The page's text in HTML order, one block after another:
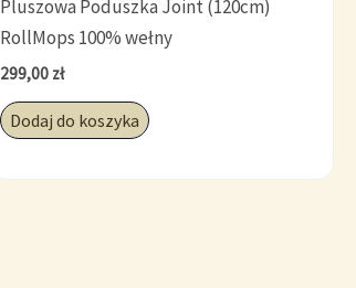
Pluszowa Poduszka Joint (120cm)
RollMops 100% wełny
299,00 zł
Dodaj do koszyka